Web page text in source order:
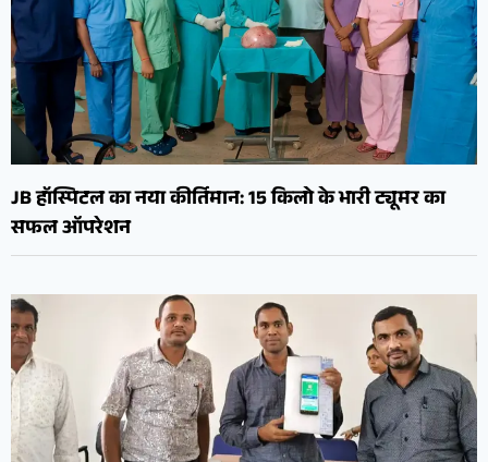
JB हॉस्पिटल का नया कीर्तिमान: 15 किलो के भारी ट्यूमर का
सफल ऑपरेशन